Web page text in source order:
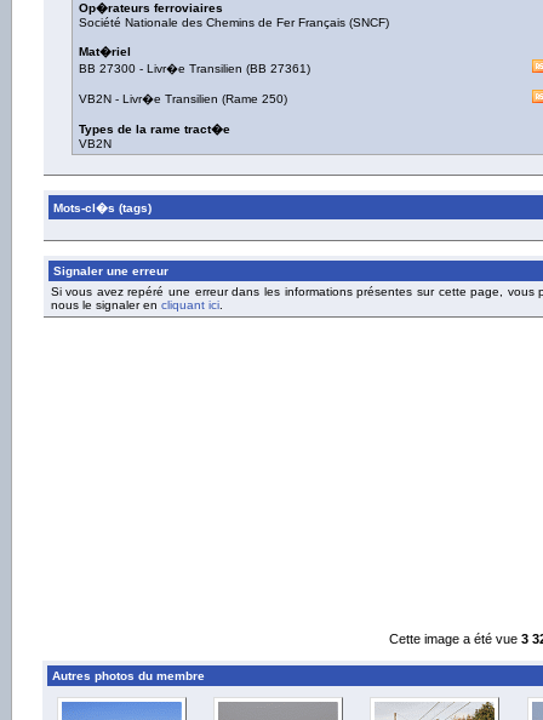
Op�rateurs ferroviaires
Société Nationale des Chemins de Fer Français (SNCF)
Mat�riel
BB 27300 - Livr�e Transilien (BB 27361)
VB2N - Livr�e Transilien (Rame 250)
Types de la rame tract�e
VB2N
Mots-cl�s (tags)
Signaler une erreur
Si vous avez repéré une erreur dans les informations présentes sur cette page, vous
nous le signaler en cliquant ici.
Cette image a été vue 3
Autres photos du membre